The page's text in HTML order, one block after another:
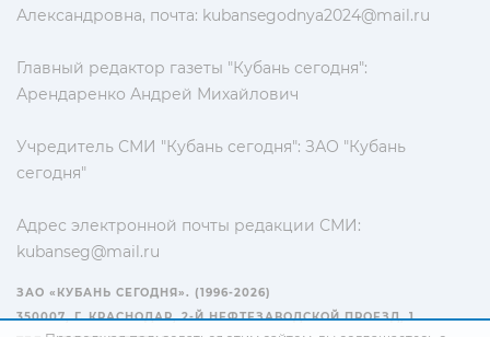
Александровна, почта: kubansegodnya2024@mail.ru
Главный редактор газеты "Кубань сегодня":
Арендаренко Андрей Михайлович
Учредитель СМИ "Кубань сегодня": ЗАО "Кубань
сегодня"
Адрес электронной почты редакции СМИ:
kubanseg@mail.ru
ЗАО «КУБАНЬ СЕГОДНЯ». (1996-2026)
350007, Г. КРАСНОДАР, 2-Й НЕФТЕЗАВОДСКОЙ ПРОЕЗД, 1